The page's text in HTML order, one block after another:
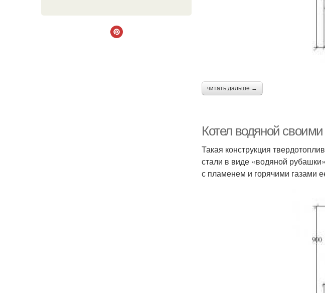
читать дальше →
Котел водяной своими
Такая конструкция
стали в виде «водяной
с пламенем и горячими газами